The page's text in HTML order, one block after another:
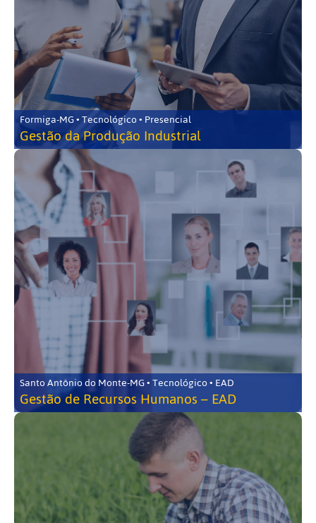
Formiga-MG • Tecnológico • Presencial
Gestão da Produção Industrial
Santo Antônio do Monte-MG • Tecnológico • EAD
Gestão de Recursos Humanos – EAD